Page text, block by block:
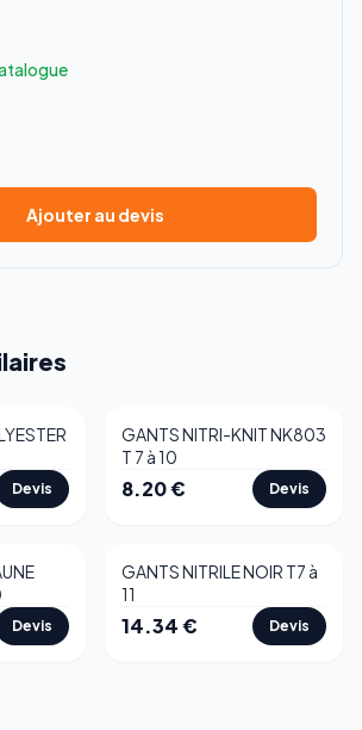
Ajouter au devis
Devis
GANTS NITRI-KNIT NK803
T 7 à 10
8.20€ Devis
Devis
GANTS NITRILE NOIR T7 à
11
14.34€ Devis